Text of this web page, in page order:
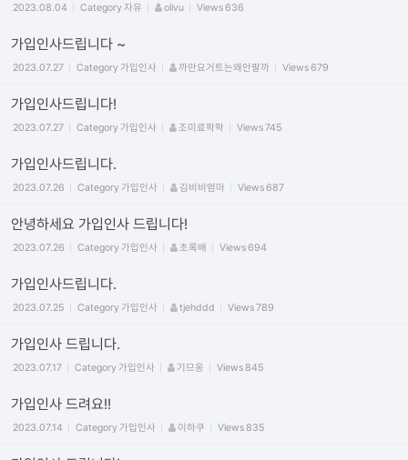
2023.08.04 Category자유 olivu Views636
가입인사드립니다 ~
2023.07.27 Category가입인사 까만요거트는왜안팔까 Views679
가입인사드립니다!
2023.07.27 Category가입인사 조미료팍팍 Views745
가입인사드립니다.
2023.07.26 Category가입인사 김비비엄마 Views687
안녕하세요 가입인사 드립니다!
2023.07.26 Category가입인사 초록배 Views694
가입인사드립니다.
2023.07.25 Category가입인사 tjehddd Views789
가입인사 드립니다.
2023.07.17 Category가입인사 기므옹 Views845
가입인사 드려요!!
2023.07.14 Category가입인사 이하쿠 Views835